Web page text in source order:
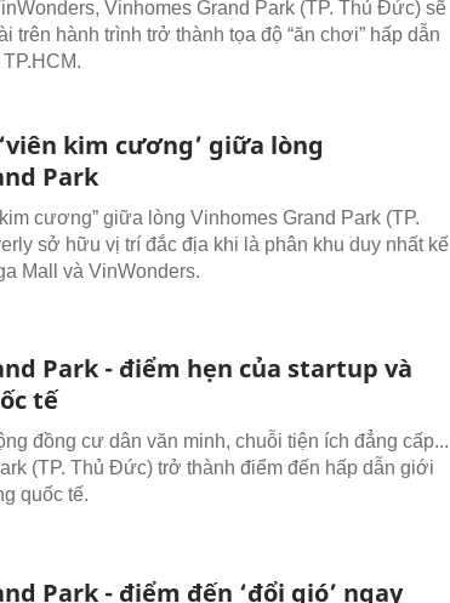
Vinhomes Grand Park (TP. Thủ Đức) sẽ
trên hành trình trở thành tọa độ “ăn chơi” hấp dẫn
kim cương’ giữa lòng
Park
cương” giữa lòng Vinhomes Grand Park (TP.
sở hữu vị trí đắc địa khi là phân khu duy nhất kế
Mall và VinWonders.
Park - điểm hẹn của startup và
tế
đồng cư dân văn minh, chuỗi tiện ích đẳng cấp...
(TP. Thủ Đức) trở thành điểm đến hấp dẫn giới
quốc tế.
Park - điểm đến ‘đổi gió’ ngay